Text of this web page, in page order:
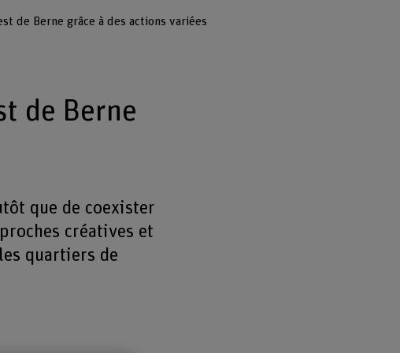
de Berne grâce à des actions variées
de Berne
que de coexister
créatives et
quartiers de